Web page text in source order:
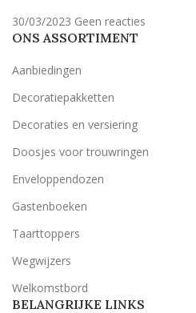
30/03/2023 Geen reacties
ONS ASSORTIMENT
Aanbiedingen
Decoratiepakketten
Decoraties en versiering
Doosjes voor trouwringen
Enveloppendozen
Gastenboeken
Taarttoppers
Wegwijzers
Welkomstbord
BELANGRIJKE LINKS